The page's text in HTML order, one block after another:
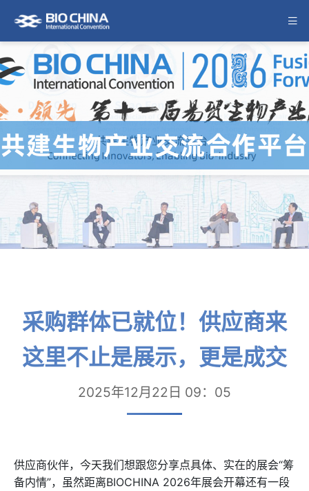
采购群体已就位！供应商来
这里不止是展示，更是成交
2025年12月22日 09：05
供应商伙伴，今天我们想跟您分享点具体、实在的展会“筹
备内情”，虽然距离BIOCHINA 2026年展会开幕还有一段